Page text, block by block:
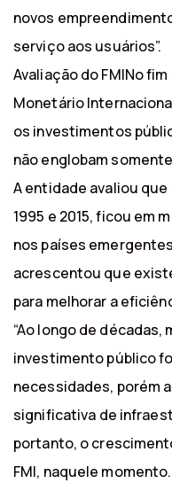
novos
serviço aos usuários”.
Avaliação do FMINo
Monetário
os investimentos
não englobam
A entidade avaliou
1995 e 2015, ficou em
nos países
acrescentou que
para melhorar a
“Ao longo de
investimento público
necessidades, porém
significativa de
portanto, o
FMI, naquele momento.